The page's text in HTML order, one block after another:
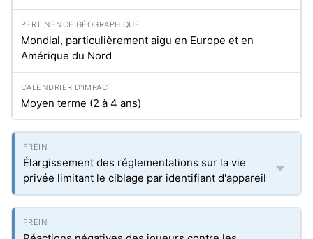
Mondial, particulièrement aigu en Europe et en
Amérique du Nord
Moyen terme (2 à 4 ans)
Élargissement des réglementations sur la vie
privée limitant le ciblage par identifiant d'appareil